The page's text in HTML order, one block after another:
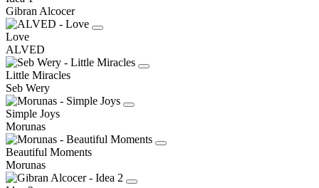
Gibran Alcocer
Love
ALVED
Little Miracles
Seb Wery
Simple Joys
Morunas
Beautiful Moments
Morunas